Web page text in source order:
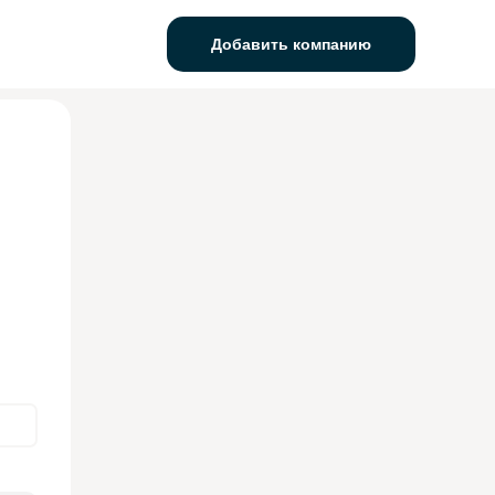
Добавить компанию